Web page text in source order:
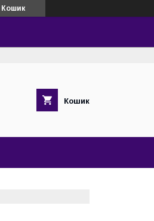
Кошик
Кошик